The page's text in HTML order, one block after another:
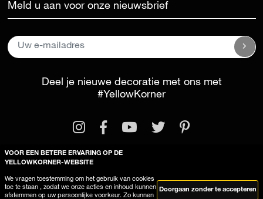
Meld u aan voor onze nieuwsbrief
Deel je nieuwe decoratie met ons met
#YellowKorner
Wettelijke kennisgevingAlgemene voorwaarden
VOOR EEN BETERE ERVARING OP DE
YELLOWKORNER-WEBSITE
We vragen toestemming om het gebruik van cookies
toe te staan , zodat we onze acties en inhoud kunnen
afstemmen op uw persoonlijke voorkeur. Zo kunnen
Doorgaan zonder te accepteren